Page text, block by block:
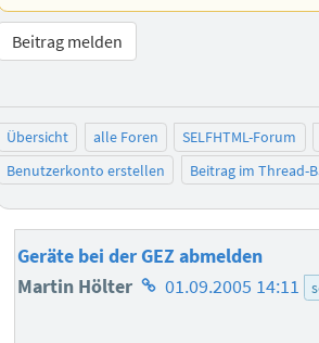
Beitrag melden
Übersicht alle Foren
SELFHTML-Forum
Benutzerkonto erstellen
Beitrag im Thread-
Geräte bei der GEZ abmelden
Martin Hölter Homepage
01.09.2005 14:11